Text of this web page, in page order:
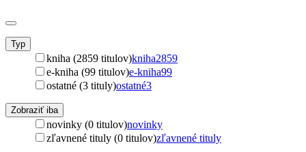
Typ
kniha (2859 titulov)kniha2859
e-kniha (99 titulov)e-kniha99
ostatné (3 tituly)ostatné3
Zobraziť iba
novinky (0 titulov)novinky
zľavnené tituly (0 titulov)zľavnené tituly